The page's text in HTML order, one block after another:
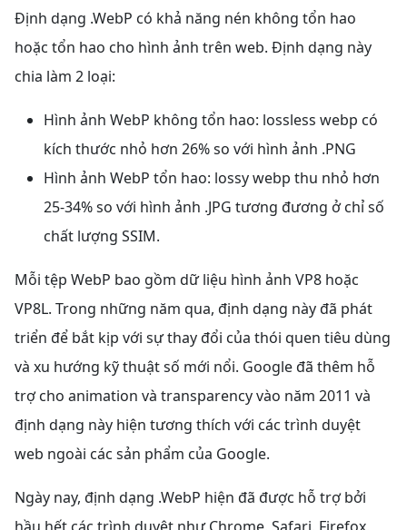
Định dạng .WebP có khả năng nén không tổn hao
hoặc tổn hao cho hình ảnh trên web. Định dạng này
chia làm 2 loại:
Hình ảnh WebP không tổn hao: lossless webp có
kích thước nhỏ hơn 26% so với hình ảnh .PNG
Hình ảnh WebP tổn hao: lossy webp thu nhỏ hơn
25-34% so với hình ảnh .JPG tương đương ở chỉ số
chất lượng SSIM.
Mỗi tệp WebP bao gồm dữ liệu hình ảnh VP8 hoặc
VP8L. Trong những năm qua, định dạng này đã phát
triển để bắt kịp với sự thay đổi của thói quen tiêu dùng
và xu hướng kỹ thuật số mới nổi. Google đã thêm hỗ
trợ cho animation và transparency vào năm 2011 và
định dạng này hiện tương thích với các trình duyệt
web ngoài các sản phẩm của Google.
Ngày nay, định dạng .WebP hiện đã được hỗ trợ bởi